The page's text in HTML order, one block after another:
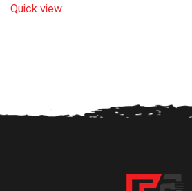
Quick view